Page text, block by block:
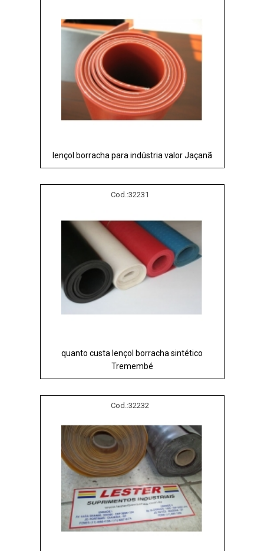
lençol borracha para indústria valor Jaçanã
Cod.:32231
quanto custa lençol borracha sintético
Tremembé
Cod.:32232